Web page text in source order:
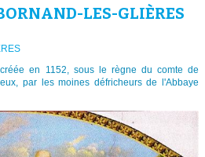
LES-GLIÈRES
en 1152, sous le règne du comte de
par les moines défricheurs de l'Abbaye